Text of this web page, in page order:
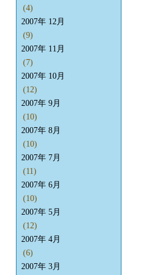
(4)
2007年 12月
(9)
2007年 11月
(7)
2007年 10月
(12)
2007年 9月
(10)
2007年 8月
(10)
2007年 7月
(11)
2007年 6月
(10)
2007年 5月
(12)
2007年 4月
(6)
2007年 3月